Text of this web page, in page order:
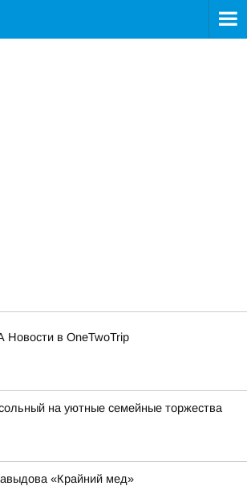
Новости в OneTwoTrip
на уютные семейные торжества
«Крайний мед»